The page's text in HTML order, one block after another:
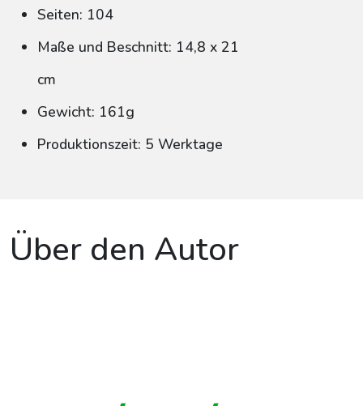
Seiten: 104
Maße und Beschnitt: 14,8 x 21
cm
Gewicht: 161g
Produktionszeit: 5 Werktage
Über den Autor